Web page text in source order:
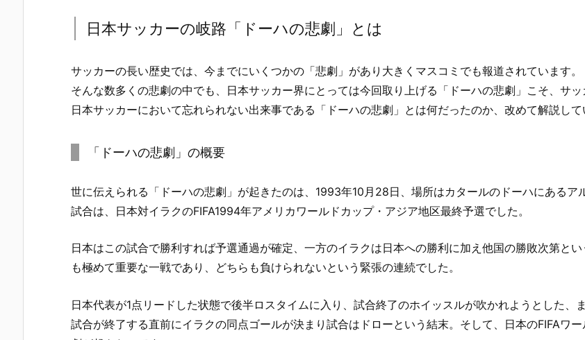
日本サッカーの岐路「ドーハの悲劇」とは
サッカーの長い歴史では、今までにいくつかの「悲劇」があり大きくマスコミでも報道されています。
そんな数多くの悲劇の中でも、日本サッカー界にとっては今回取り上げる「ドーハの悲劇」こそ、サ
日本サッカーにおいて忘れられない出来事である「ドーハの悲劇」とは何だったのか、改めて解説して
「ドーハの悲劇」の概要
世に伝えられる「ドーハの悲劇」が起きたのは、1993年10月28日、場所はカタールのドーハにあるア
試合は、日本対イラクのFIFA1994年アメリカワールドカップ・アジア地区最終予選でした。
日本はこの試合で勝利すれば予選通過が確定、一方のイラクは日本への勝利に加え他国の勝敗次第と
も極めて重要な一戦であり、どちらも負けられないという緊張の連続でした。
日本代表が1点リードした状態で後半ロスタイムに入り、試合終了のホイッスルが吹かれようとした、
試合が終了する直前にイラクの同点ゴールが決まり試合はドローという結末。そして、日本のFIFAワ